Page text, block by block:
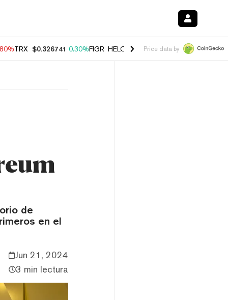
TRX $0.326741 0.30%FIGR_HELOC $1.035 1.50% HYPE $55.68
Price data by
de
en el
Jun 21, 2024
3 min lectura